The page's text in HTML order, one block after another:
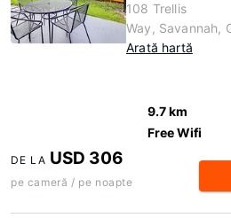
108 Trellis
Way, Savannah,
Arată hartă
9.7 km
Free Wifi
DE LA USD 306
pe cameră / pe noapte